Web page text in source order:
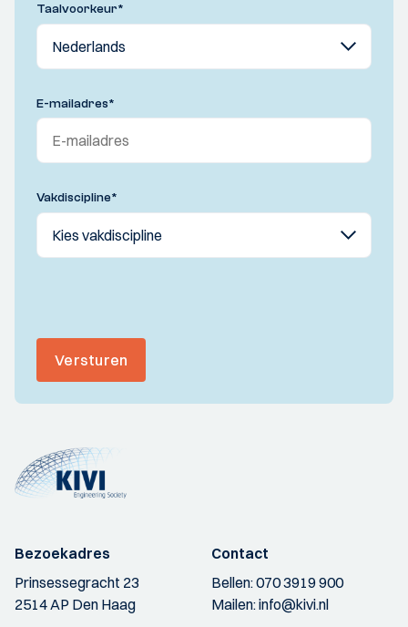
Taalvoorkeur*
E-mailadres*
Vakdiscipline*
Versturen
Bezoekadres
Prinsessegracht 23
2514 AP Den Haag
Contact
Bellen:070 3919 900
Mailen:info@kivi.nl